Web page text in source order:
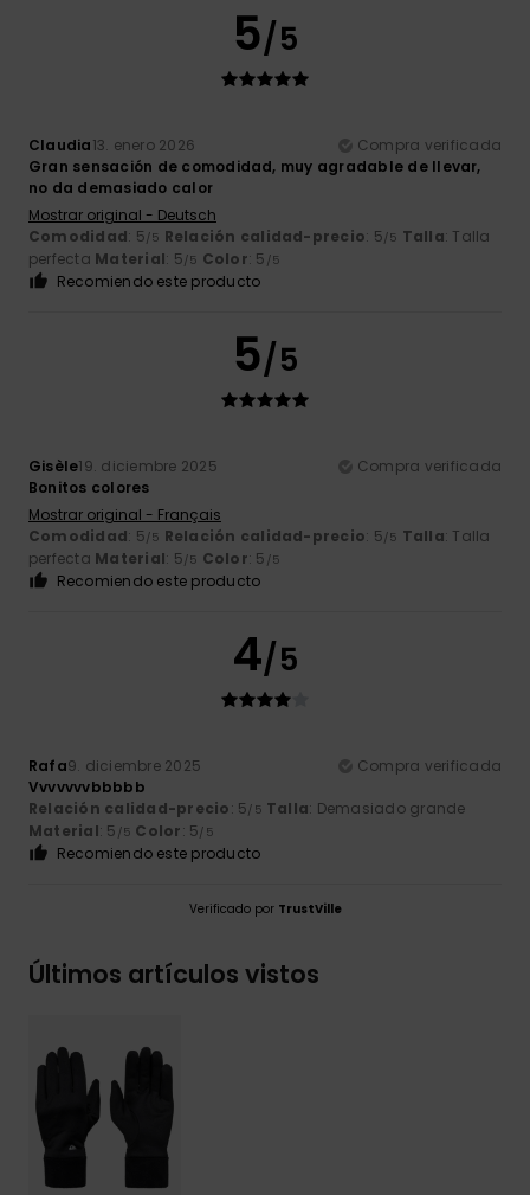
5/5
Claudia13. enero 2026
Compra verificada
Gran sensación de comodidad, muy agradable de llevar,
no da demasiado calor
Mostrar original - Deutsch
Comodidad: 5/5 Relación calidad-precio: 5/5 Talla: Talla
perfecta Material: 5/5 Color: 5 /5
Recomiendo este producto
5/5
Gisèle19. diciembre 2025
Compra verificada
Bonitos colores
Mostrar original - Français
Comodidad: 5/5 Relación calidad-precio: 5/5 Talla: Talla
perfecta Material: 5/5 Color: 5 /5
Recomiendo este producto
4/5
Rafa9. diciembre 2025
Compra verificada
Vvvvvvvbbbbb
Relación calidad-precio: 5/5 Talla: Demasiado grande
Material: 5 /5 Color: 5/5
Recomiendo este producto
Verificado por TrustVille
Últimos artículos vistos